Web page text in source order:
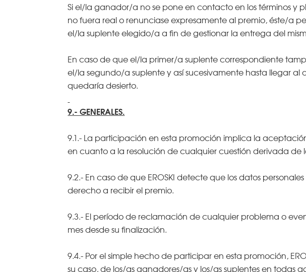
Si el/la ganador/a no se pone en contacto en los términos y
no fuera real o renunciase expresamente al premio, éste/a
el/la suplente elegido/a a fin de gestionar la entrega del
En caso de que el/la primer/a suplente correspondiente
el/la segundo/a suplente y así sucesivamente hasta llegar al
quedaría desierto.
9.- GENERALES.
9.1.- La participación en esta promoción implica la
en cuanto a la resolución de cualquier cuestión derivada de
9.2.- En caso de que EROSKI detecte que los datos
derecho a recibir el premio.
9.3.- El período de reclamación de cualquier problema o
mes desde su finalización.
9.4.- Por el simple hecho de participar en esta promoción,
su caso, de los/as ganadores/as y los/as suplentes en